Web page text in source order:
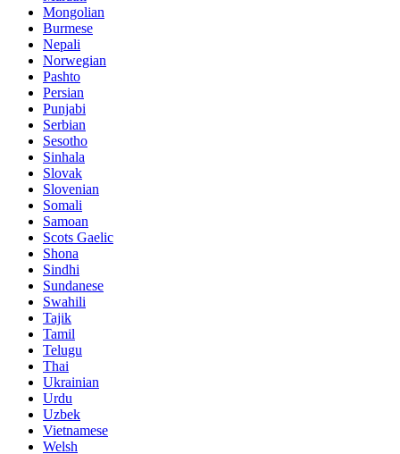
Mongolian
Burmese
Nepali
Norwegian
Pashto
Persian
Punjabi
Serbian
Sesotho
Sinhala
Slovak
Slovenian
Somali
Samoan
Scots Gaelic
Shona
Sindhi
Sundanese
Swahili
Tajik
Tamil
Telugu
Thai
Ukrainian
Urdu
Uzbek
Vietnamese
Welsh